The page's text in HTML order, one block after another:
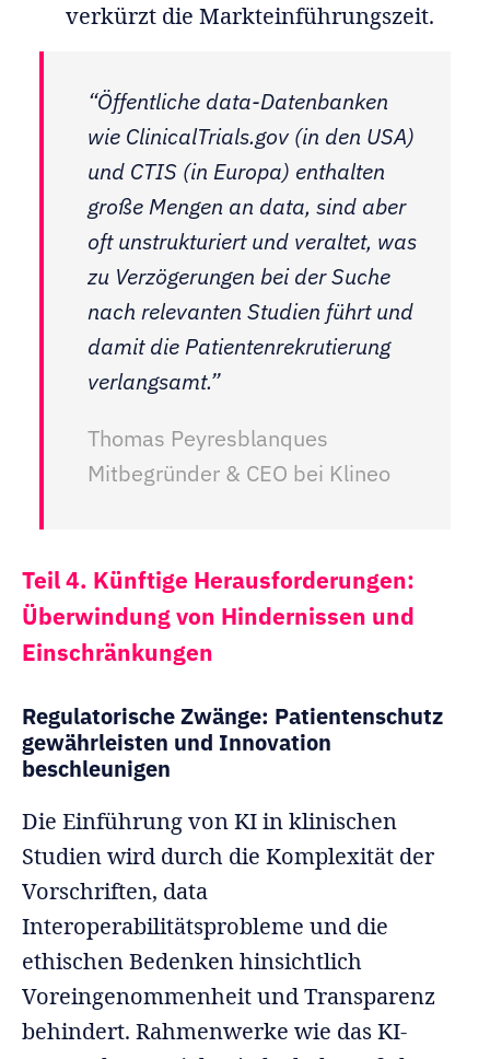
verkürzt die Markteinführungszeit.
“Öffentliche data-Datenbanken
wie ClinicalTrials.gov (in den USA)
und CTIS (in Europa) enthalten
große Mengen an data, sind aber
oft unstrukturiert und veraltet, was
zu Verzögerungen bei der Suche
nach relevanten Studien führt und
damit die Patientenrekrutierung
verlangsamt.”
Thomas Peyresblanques
Mitbegründer & CEO bei Klineo
Teil 4. Künftige Herausforderungen:
Überwindung von Hindernissen und
Einschränkungen
Regulatorische Zwänge: Patientenschutz
gewährleisten und Innovation
beschleunigen
Die Einführung von KI in klinischen
Studien wird durch die Komplexität der
Vorschriften, data
Interoperabilitätsprobleme und die
ethischen Bedenken hinsichtlich
Voreingenommenheit und Transparenz
behindert. Rahmenwerke wie das KI-